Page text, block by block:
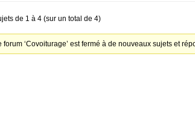
de 1 à 4 (sur un total de 4)
forum ‘Covoiturage’ est fermé à de nouveaux sujets et